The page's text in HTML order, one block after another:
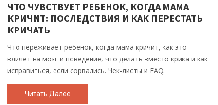
ЧТО ЧУВСТВУЕТ РЕБЕНОК, КОГДА МАМА
КРИЧИТ: ПОСЛЕДСТВИЯ И КАК ПЕРЕСТАТЬ
КРИЧАТЬ
Что переживает ребенок, когда мама кричит, как это
влияет на мозг и поведение, что делать вместо крика и как
исправиться, если сорвались. Чек-листы и FAQ.
Читать Далее